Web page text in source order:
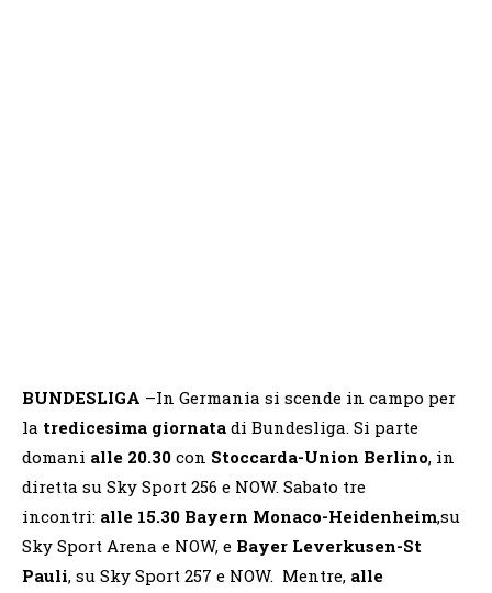
BUNDESLIGA –In Germania si scende in campo per
la tredicesima giornata di Bundesliga. Si parte
domani alle 20.30 con Stoccarda-Union Berlino, in
diretta su Sky Sport 256 e NOW. Sabato tre
incontri: alle 15.30 Bayern Monaco-Heidenheim,su
Sky Sport Arena e NOW, e Bayer Leverkusen-St
Pauli, su Sky Sport 257 e NOW. Mentre, alle